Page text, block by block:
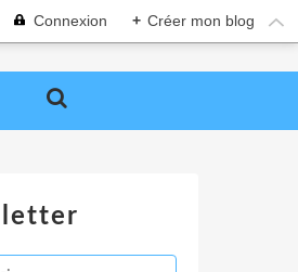
Connexion + Créer mon blog